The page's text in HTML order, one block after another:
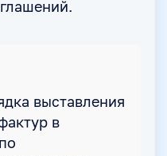
выставления
в